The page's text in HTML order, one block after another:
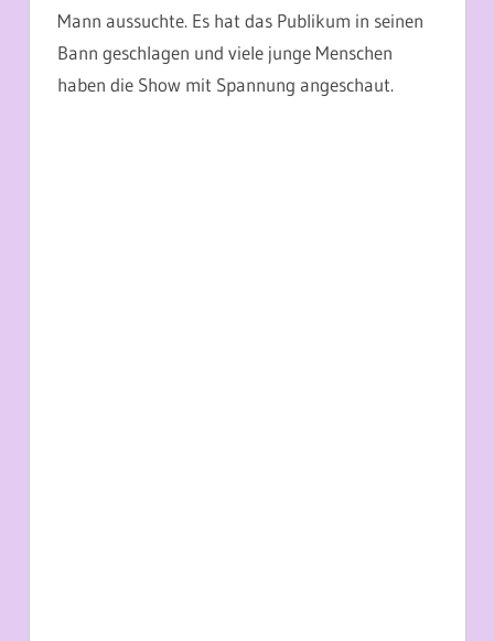
Mann aussuchte. Es hat das Publikum in seinen
Bann geschlagen und viele junge Menschen
haben die Show mit Spannung angeschaut.